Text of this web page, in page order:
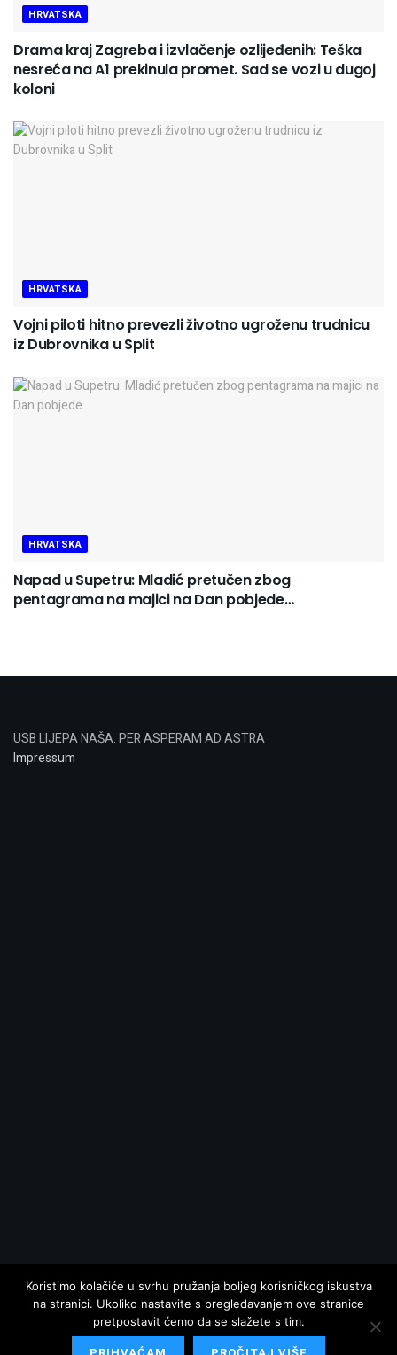
HRVATSKA
Drama kraj Zagreba i izvlačenje ozlijeđenih: Teška
nesreća na A1 prekinula promet. Sad se vozi u dugoj
koloni
HRVATSKA
Vojni piloti hitno prevezli životno ugroženu trudnicu
iz Dubrovnika u Split
HRVATSKA
Napad u Supetru: Mladić pretučen zbog
pentagrama na majici na Dan pobjede…
USB LIJEPA NAŠA: PER ASPERAM AD ASTRA
Impressum
Koristimo kolačiće u svrhu pružanja boljeg korisničkog iskustva
na stranici. Ukoliko nastavite s pregledavanjem ove stranice
pretpostavit ćemo da se slažete s tim.